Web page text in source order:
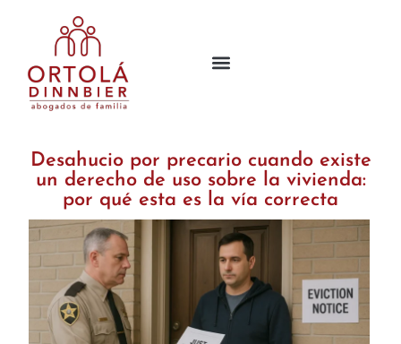
Desahucio por precario cuando existe
un derecho de uso sobre la vivienda:
por qué esta es la vía correcta